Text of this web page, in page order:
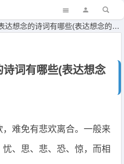
想念的诗词有哪些(表达想念的诗词)
词有哪些(表达想念
难免有悲欢离合。一般来
、思、悲、恐、惊，而相